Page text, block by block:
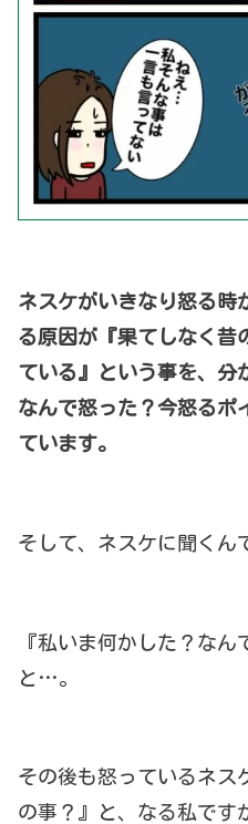
ネスケがいきなり怒る時
る原因が『果てしなく昔
ている』という事を、分
なんで怒った？今怒るポ
ています。
そして、ネスケに聞くん
『私いま何かした？なん
と…。
その後も怒っているネス
の事？』と、なる私です